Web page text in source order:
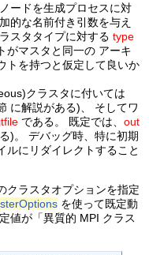
ードを生成プロセスに対
的な名前付き引数を与え
スタタイプに対するtype
がマスタと同一の アーキ
トを持つと仮定して良いか
クラスタに付いては
に解説がある)、 そしてワ
である。 既定では、out
)。 デバッグ時、特に初期
ルにリダイレクトすること
クラスタオプションを指定
を使って既定動
値が「異質的 MPI クラス